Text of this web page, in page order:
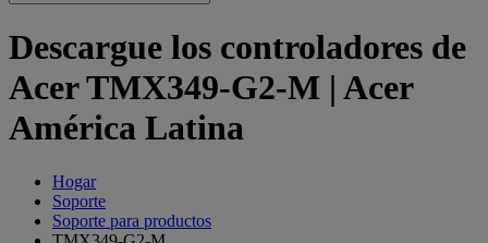
Descargue los controladores de
Acer TMX349-G2-M | Acer
América Latina
Hogar
Soporte
Soporte para productos